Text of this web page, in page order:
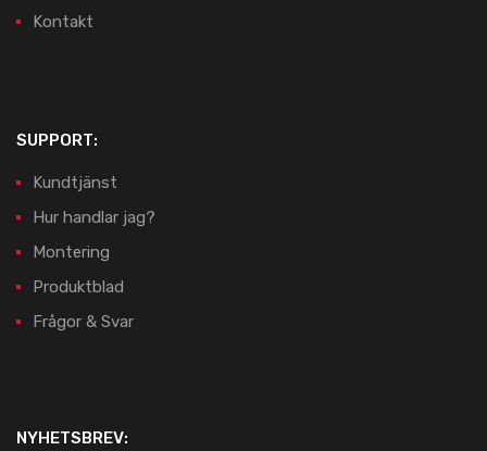
Kontakt
SUPPORT:
Kundtjänst
Hur handlar jag?
Montering
Produktblad
Frågor & Svar
NYHETSBREV: